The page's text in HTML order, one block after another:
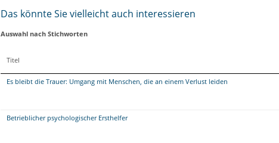
Das könnte Sie vielleicht auch interessieren
Auswahl nach Stichworten
Titel
Es bleibt die Trauer: Umgang mit Menschen, die an einem Verlust leiden
Betrieblicher psychologischer Ersthelfer